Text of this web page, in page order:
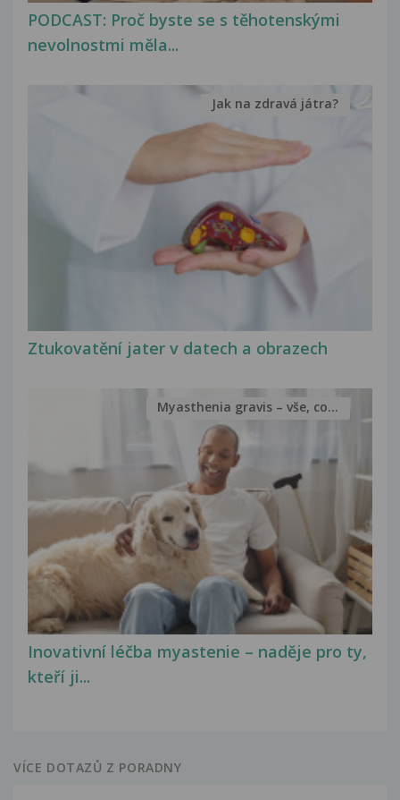
PODCAST: Proč byste se s těhotenskými
nevolnostmi měla...
Ztukovatění jater v datech a obrazech
Jak na zdravá játra?
Inovativní léčba myastenie – naděje pro ty,
kteří ji...
Myasthenia gravis – vše, co...
VÍCE DOTAZŮ Z PORADNY